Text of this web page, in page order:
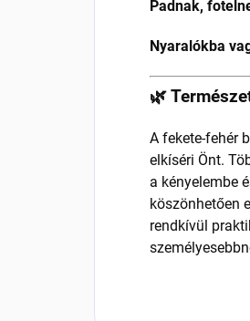
Padnak,
Nyaralókba
🌿
A fekete-fehér
elkíséri Önt.
a kényelembe
köszönhetően
rendkívül